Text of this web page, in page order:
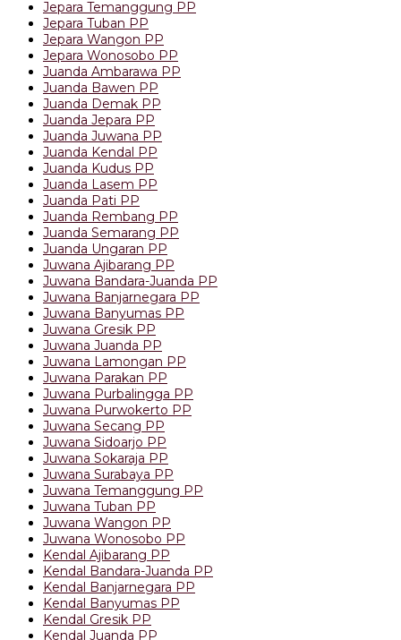
Jepara Temanggung PP
Jepara Tuban PP
Jepara Wangon PP
Jepara Wonosobo PP
Juanda Ambarawa PP
Juanda Bawen PP
Juanda Demak PP
Juanda Jepara PP
Juanda Juwana PP
Juanda Kendal PP
Juanda Kudus PP
Juanda Lasem PP
Juanda Pati PP
Juanda Rembang PP
Juanda Semarang PP
Juanda Ungaran PP
Juwana Ajibarang PP
Juwana Bandara-Juanda PP
Juwana Banjarnegara PP
Juwana Banyumas PP
Juwana Gresik PP
Juwana Juanda PP
Juwana Lamongan PP
Juwana Parakan PP
Juwana Purbalingga PP
Juwana Purwokerto PP
Juwana Secang PP
Juwana Sidoarjo PP
Juwana Sokaraja PP
Juwana Surabaya PP
Juwana Temanggung PP
Juwana Tuban PP
Juwana Wangon PP
Juwana Wonosobo PP
Kendal Ajibarang PP
Kendal Bandara-Juanda PP
Kendal Banjarnegara PP
Kendal Banyumas PP
Kendal Gresik PP
Kendal Juanda PP